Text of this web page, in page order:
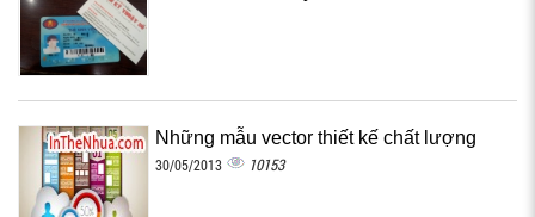
Những mẫu vector thiết kế chất lượng
30/05/2013 10153